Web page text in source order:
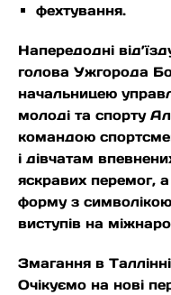
фехтування.
Напередодні
голова Ужгорода
начальницею
молоді та спорту
командою
і дівчатам
яскравих перемог,
форму з
виступів на
Змагання в
Очікуємо на нові